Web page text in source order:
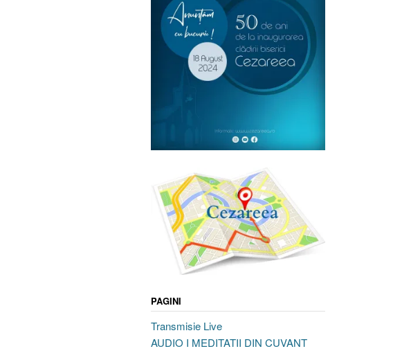
PAGINI
Transmisie Live
AUDIO I MEDITATII DIN CUVANT